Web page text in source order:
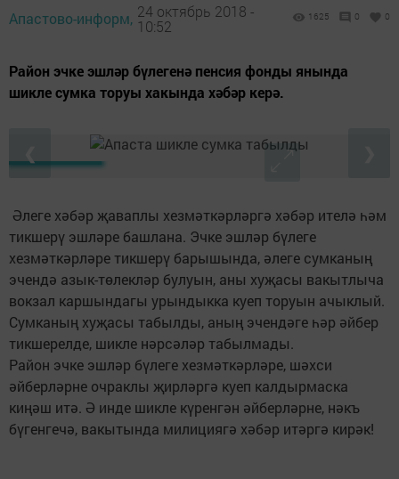
Апастово-информ, 24 октябрь 2018 -
10:52
1625 0 0
Район эчке эшләр бүлегенә пенсия фонды янында
шикле сумка торуы хакында хәбәр керә.
Әлеге хәбәр җаваплы хезмәткәрләргә хәбәр ителә һәм
тикшерү эшләре башлана. Эчке эшләр бүлеге
хезмәткәрләре тикшерү барышында, әлеге сумканың
эчендә азык-төлекләр булуын, аны хуҗасы вакытлыча
вокзал каршындагы урындыкка куеп торуын ачыклый.
Сумканың хуҗасы табылды, аның эчендәге һәр әйбер
тикшерелде, шикле нәрсәләр табылмады.
Район эчке эшләр бүлеге хезмәткәрләре, шәхси
әйберләрне очраклы җирләргә куеп калдырмаска
киңәш итә. Ә инде шикле күренгән әйберләрне, нәкъ
бүгенгечә, вакытында милициягә хәбәр итәргә кирәк!